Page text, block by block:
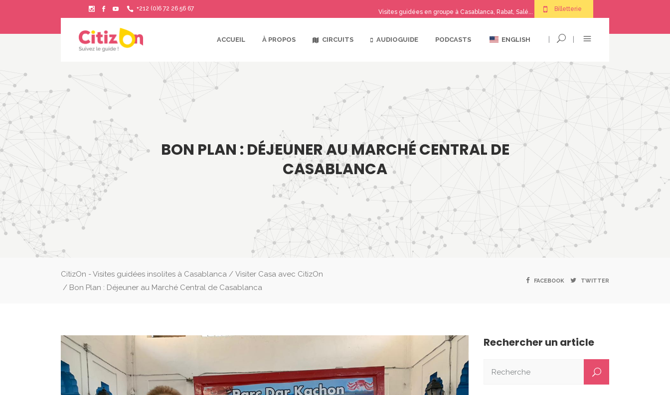
+212 (0)6 72 26 56 67 Visites guidées en groupe à Casablanca, Rabat, Salé... Billetterie
ACCUEIL À PROPOS CIRCUITS AUDIOGUIDE PODCASTS ENGLISH | |
BON PLAN : DÉJEUNER AU MARCHÉ CENTRAL DE
CASABLANCA
CitizOn - Visites guidées insolites à Casablanca / Visiter Casa avec CitizOn
/ Bon Plan : Déjeuner au Marché Central de Casablanca
FACEBOOK TWITTER
Rechercher un article